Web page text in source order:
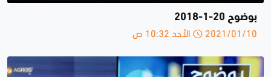
بوضوح 20-1-2018
2021/01/10 الأحد 10:32 ص